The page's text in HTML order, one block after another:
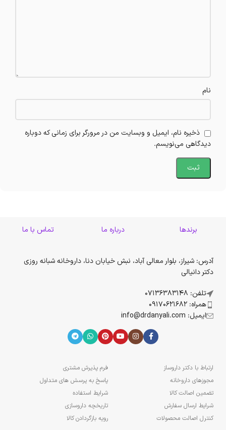
نام
ذخیره نام، ایمیل و وبسایت من در مرورگر برای زمانی که دوباره
دیدگاهی می‌نویسم.
برندها درباره ما تماس با ما
آدرس: شیراز، بلوار معالی آباد، نبش خیابان دنا، داروخانه شبانه روزی
دکتر دانیالی
تلفن: 07136383148
همراه: 09170621682
ایمیل: info@drdanyali.com
ارتباط با دکتر داروساز
مجوزهای داروخانه
تضمین اصالت کالا
شرایط ارسال سفارش
کنترل اصالت محصولات
فرم پذیرش مشتری
پاسخ به پرسش های متداول
شرایط استفاده
تاریخچه داروسازی
رویه بازگردادن کالا